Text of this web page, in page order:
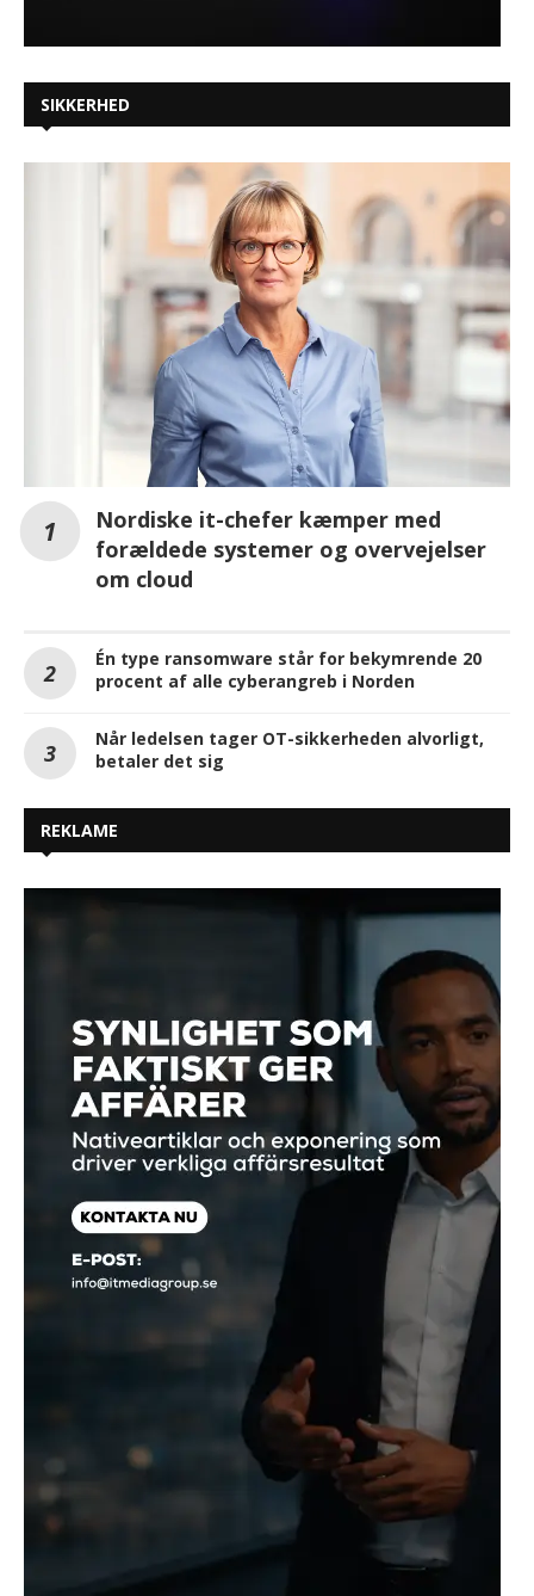
SIKKERHED
Nordiske it-chefer kæmper med
forældede systemer og overvejelser
om cloud
Én type ransomware står for bekymrende 20
procent af alle cyberangreb i Norden
Når ledelsen tager OT-sikkerheden alvorligt,
betaler det sig
REKLAME